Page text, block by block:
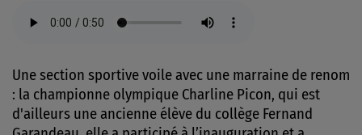
Une section sportive voile avec une marraine de renom
: la championne olympique Charline Picon, qui est
d'ailleurs une ancienne élève du collège Fernand